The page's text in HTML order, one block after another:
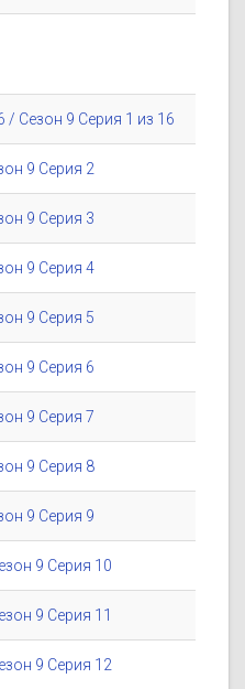
/ Сезон 9 Серия 1 из 16
9 Серия 2
9 Серия 3
9 Серия 4
9 Серия 5
9 Серия 6
9 Серия 7
9 Серия 8
9 Серия 9
9 Серия 10
9 Серия 11
9 Серия 12